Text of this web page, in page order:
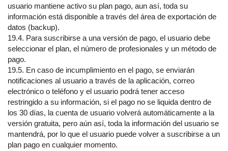
usuario mantiene activo su plan pago, aun así, toda su
información está disponible a través del área de exportación de
datos (backup).
19.4. Para suscribirse a una versión de pago, el usuario debe
seleccionar el plan, el número de profesionales y un método de
pago.
19.5. En caso de incumplimiento en el pago, se enviarán
notificaciones al usuario a través de la aplicación, correo
electrónico o teléfono y el usuario podrá tener acceso
restringido a su información, si el pago no se liquida dentro de
los 30 días, la cuenta de usuario volverá automáticamente a la
versión gratuita, pero aún así, toda la información del usuario se
mantendrá, por lo que el usuario puede volver a suscribirse a un
plan pago en cualquier momento.